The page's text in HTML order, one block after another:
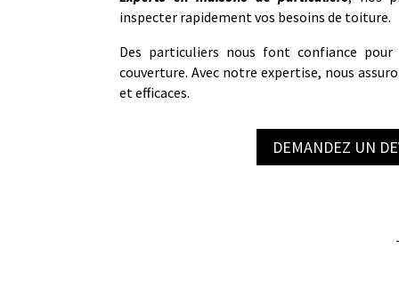
inspecter rapidement vos besoins de toiture.
Des particuliers nous font confiance
couverture. Avec notre expertise, nous
et efficaces.
DEMANDEZ UN